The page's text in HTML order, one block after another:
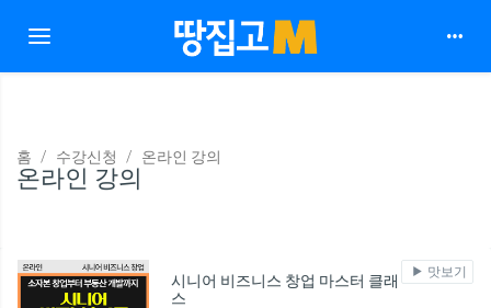
Toggle navigation
홈 수강신청 온라인 강의
온라인 강의
맛보기
시니어 비즈니스 창업 마스터 클래
스